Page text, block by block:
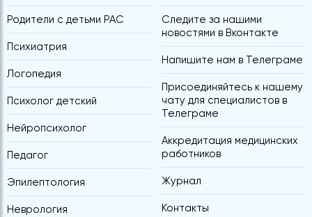
Родители с детьми РАС
Психиатрия
Логопедия
Психолог детский
Нейропсихолог
Педагог
Эпилептология
Неврология
Следите за нашими
новостями в Вконтакте
Напишите нам в Телеграме
Присоединяйтесь к нашему
чату для специалистов в
Телеграме
Аккредитация медицинских
работников
Журнал
Контакты